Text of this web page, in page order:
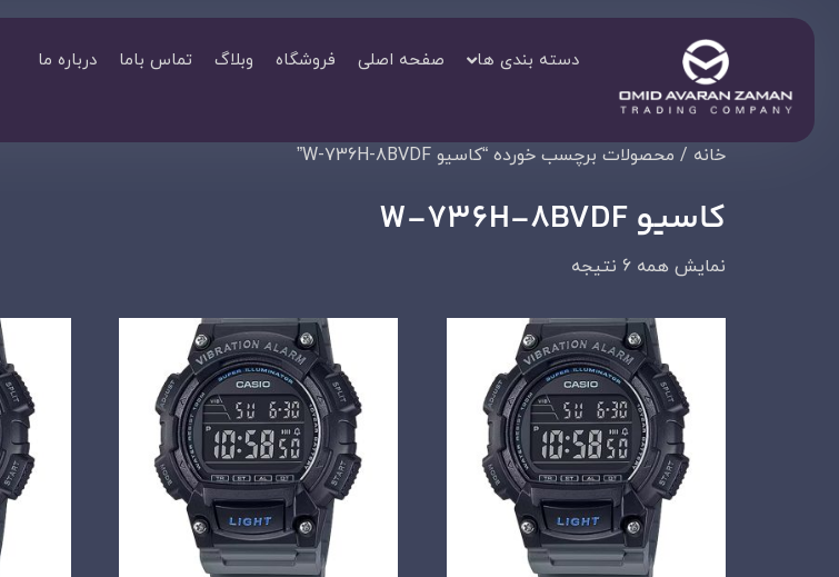
دسته بندی ها صفحه اصلی فروشگاه وبلاگ تماس باما درباره ما
خانه / محصولات برچسب خورده “کاسیو W-736H-8BVDF”
کاسیو W-736H-8BVDF
نمایش همه 6 نتیجه